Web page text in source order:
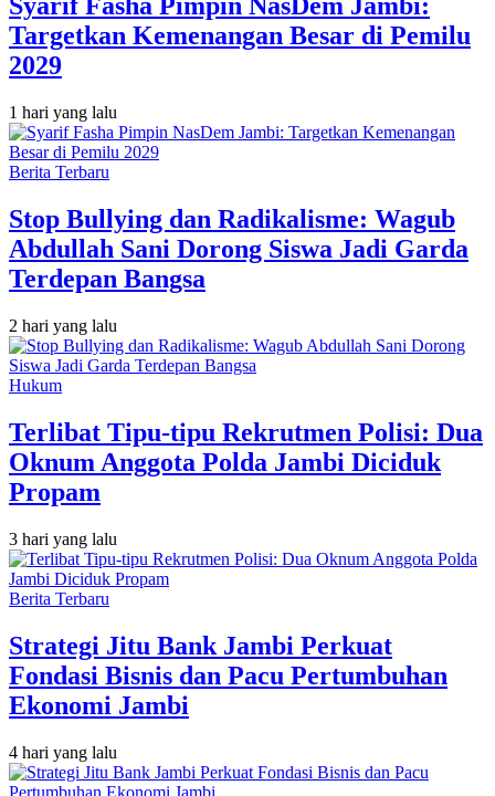
Syarif Fasha Pimpin NasDem Jambi:
Targetkan Kemenangan Besar di Pemilu
2029
1 hari yang lalu
Berita Terbaru
Stop Bullying dan Radikalisme: Wagub
Abdullah Sani Dorong Siswa Jadi Garda
Terdepan Bangsa
2 hari yang lalu
Hukum
Terlibat Tipu-tipu Rekrutmen Polisi: Dua
Oknum Anggota Polda Jambi Diciduk
Propam
3 hari yang lalu
Berita Terbaru
Strategi Jitu Bank Jambi Perkuat
Fondasi Bisnis dan Pacu Pertumbuhan
Ekonomi Jambi
4 hari yang lalu